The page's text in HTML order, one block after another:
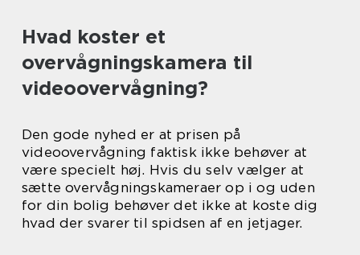
Hvad koster et
overvågningskamera til
videoovervågning?
Den gode nyhed er at prisen på
videoovervågning faktisk ikke behøver at
være specielt høj. Hvis du selv vælger at
sætte overvågningskameraer op i og uden
for din bolig behøver det ikke at koste dig
hvad der svarer til spidsen af en jetjager.